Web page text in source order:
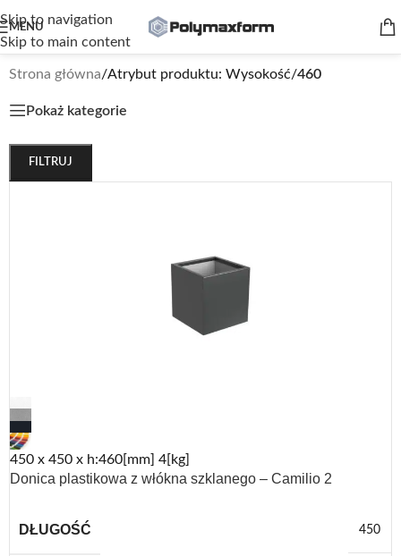
Skip to navigation
Skip to main content
MENU
Strona główna/Atrybut produktu: Wysokość/460
Pokaż kategorie
FILTRUJ
450 x 450 x h:460[mm] 4[kg]
Donica plastikowa z włókna szklanego – Camilio 2
DŁUGOŚĆ 450